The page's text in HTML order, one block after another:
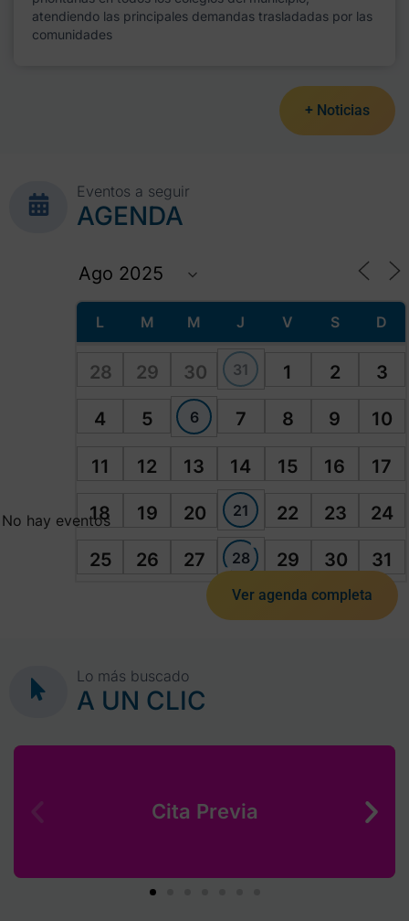
atendiendo las principales demandas trasladadas por las
comunidades
+ Noticias
Eventos a seguir
AGENDA
L M M J V S D
28 29 30 31 1 2 3
4 5 6 7 8 9 10
11 12 13 14 15 16 17
18 19 20 21 22 23 24
25 26 27 28 29 30 31
No hay eventos
Ver agenda completa
Lo más buscado
A UN CLIC
Cita Previa